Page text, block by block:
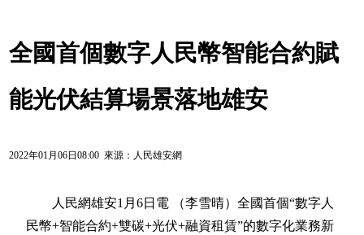
全國首個數字人民幣智能合約賦
能光伏結算場景落地雄安
2022年01月06日08:00 來源： 人民雄安網
人民網雄安1月6日電 （李雪晴）全國首個“數字人
民幣+智能合約+雙碳+光伏+融資租賃”的數字化業務新